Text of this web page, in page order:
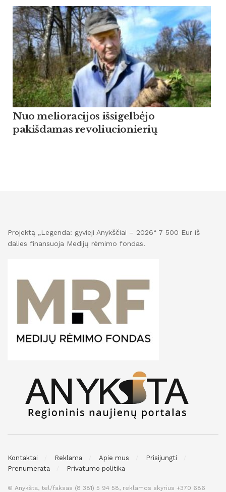
Nuo melioracijos išsigelbėjo
pakišdamas revoliucionierių
Projektą „Legenda: gyvieji Anykščiai – 2026“ 7 500 Eur iš
dalies finansuoja Medijų rėmimo fondas.
Kontaktai Reklama Apie mus
Prisijungti
Prenumerata
Privatumo politika
© Anykšta, tel/faksas (8 381) 5 94 58, reklamos skyrius +370 686